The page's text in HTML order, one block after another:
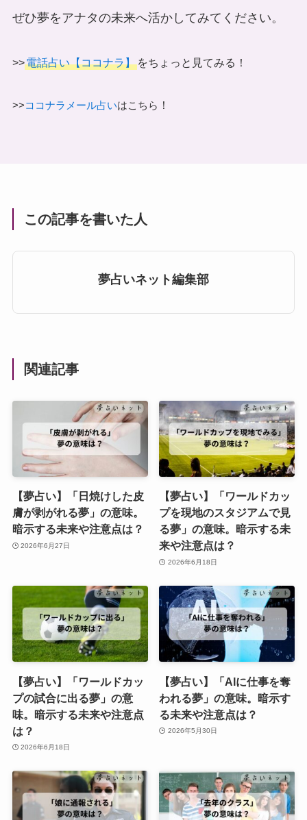
ぜひ夢をアナタの未来へ活かしてみてください。
>>電話占い【ココナラ】をちょっと見てみる！
>>ココナラメール占いはこちら ！
この記事を書いた人
夢占いネット編集部
関連記事
【夢占い】「日焼けした皮
膚が剥がれる夢」の意味。
暗示する未来や注意点は？
2026年6月27日
【夢占い】「ワールドカッ
プを現地のスタジアムで見
る夢」の意味。暗示する未
来や注意点は？
2026年6月18日
【夢占い】「ワールドカッ
プの試合に出る夢」の意
味。暗示する未来や注意点
は？
2026年6月18日
【夢占い】「AIに仕事を奪
われる夢」の意味。暗示す
る未来や注意点は？
2026年5月30日